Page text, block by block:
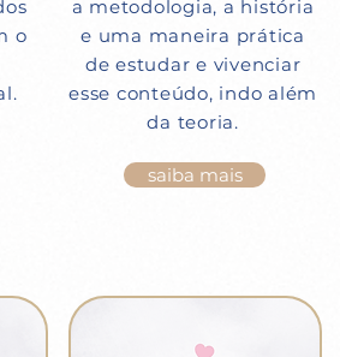
o
a metodologia, a história
e uma maneira prática
de estudar e vivenciar
esse conteúdo, indo além
da teoria.
saiba mais